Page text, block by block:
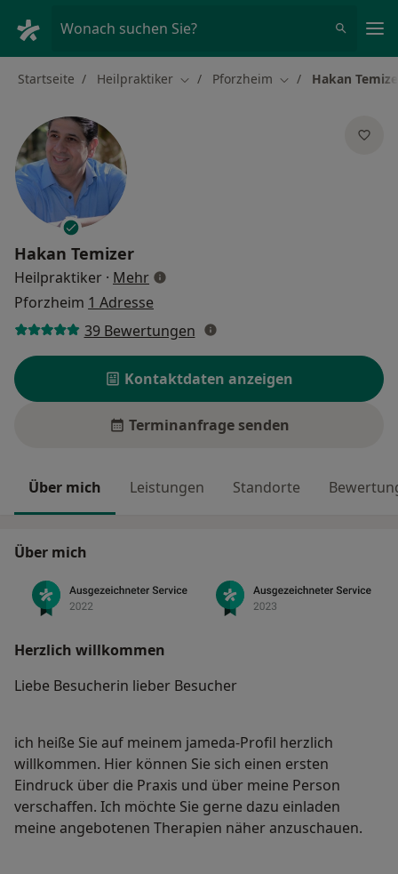
Wonach suchen Sie?
Startseite Heilpraktiker Stadt ändern
Pforzheim Stadt ändern
Hakan
Hakan Temizer
Heilpraktiker · Mehrüber Spezialisierungen
Pforzheim 1 Adresse
39 Bewertungen
Kontaktdaten anzeigen
Terminanfrage senden
Über mich Leistungen Standorte
Über mich
Herzlich willkommen
Liebe Besucherin lieber Besucher
ich heiße Sie auf meinem jameda-Profil herzlich
willkommen. Hier können Sie sich einen ersten
Eindruck über die Praxis und über meine Person
verschaffen. Ich möchte Sie gerne dazu einladen
meine angebotenen Therapien näher anzuschauen.